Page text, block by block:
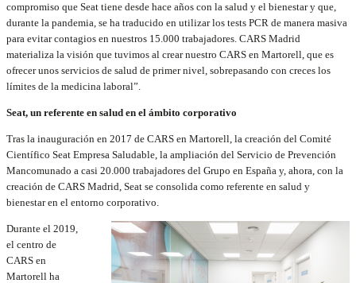
compromiso que Seat tiene desde hace años con la salud y el bienestar y que,
durante la pandemia, se ha traducido en utilizar los tests PCR de manera masiva
para evitar contagios en nuestros 15.000 trabajadores. CARS Madrid
materializa la visión que tuvimos al crear nuestro CARS en Martorell, que es
ofrecer unos servicios de salud de primer nivel, sobrepasando con creces los
límites de la medicina laboral”.
Seat, un referente en salud en el ámbito corporativo
Tras la inauguración en 2017 de CARS en Martorell, la creación del Comité
Científico Seat Empresa Saludable, la ampliación del Servicio de Prevención
Mancomunado a casi 20.000 trabajadores del Grupo en España y, ahora, con la
creación de CARS Madrid, Seat se consolida como referente en salud y
bienestar en el entorno corporativo.
Durante el 2019,
el centro de
CARS en
Martorell ha